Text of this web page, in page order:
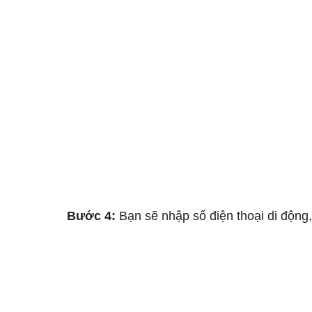
Bước 4: Bạn sẽ nhập số điện thoại di